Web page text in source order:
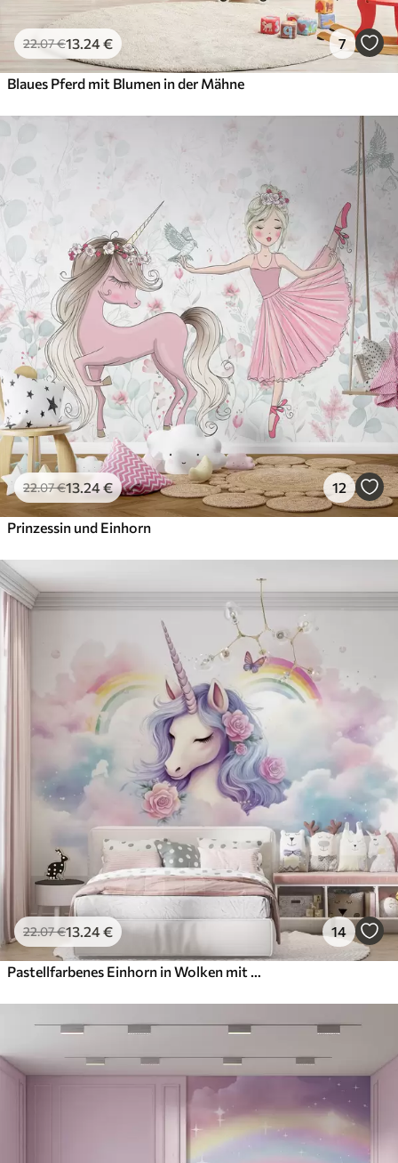
22.07€13 .24€ 7
Blaues Pferd mit Blumen in der Mähne
22.07€13 .24€ 12
Prinzessin und Einhorn
22.07€13 .24€ 14